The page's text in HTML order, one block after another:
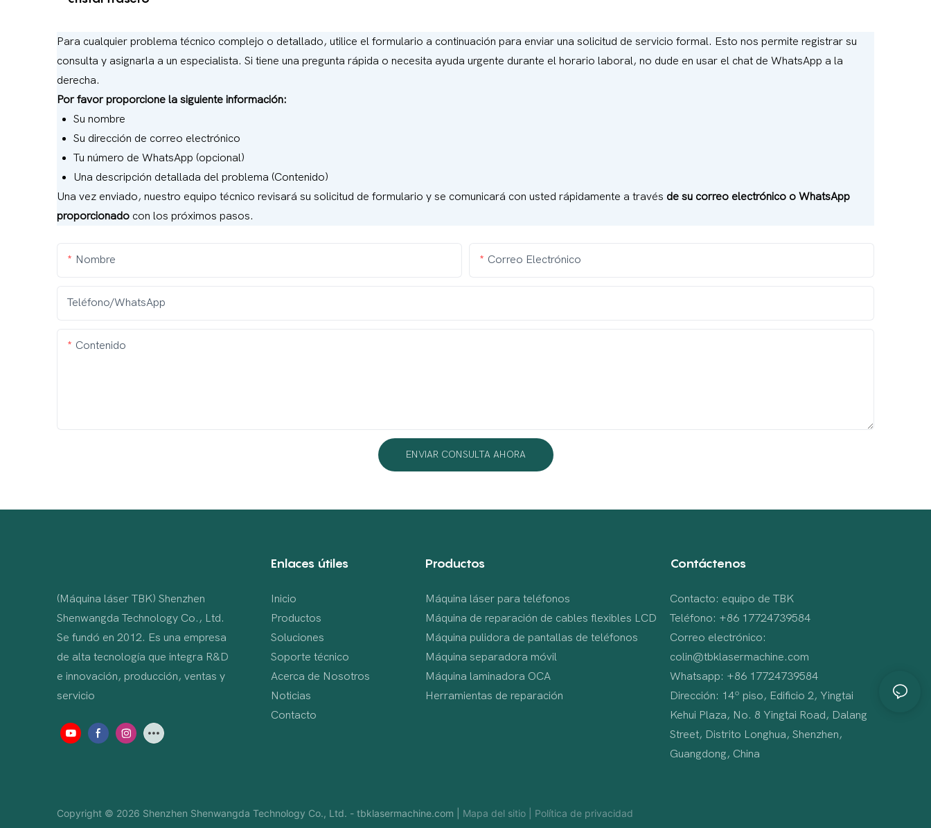
Para cualquier problema técnico complejo o detallado, utilice el formulario a continuación para enviar una solicitud de servicio formal. Esto nos permite registrar su
consulta y asignarla a un especialista. Si tiene una pregunta rápida o necesita ayuda urgente durante el horario laboral, no dude en usar el chat de WhatsApp a la
derecha.
Por favor proporcione la siguiente información:
Su nombre
Su dirección de correo electrónico
Tu número de WhatsApp (opcional)
Una descripción detallada del problema (Contenido)
Una vez enviado, nuestro equipo técnico revisará su solicitud de formulario y se comunicará con usted rápidamente a través de su correo electrónico o WhatsApp
proporcionado con los próximos pasos.
Nombre Correo Electrónico
Teléfono/WhatsApp
Contenido
ENVIAR CONSULTA AHORA
(Máquina láser TBK) Shenzhen
Shenwangda Technology Co., Ltd.
Se fundó en 2012. Es una empresa
de alta tecnología que integra R&D
e innovación, producción, ventas y
servicio
Enlaces útiles
Inicio
Productos
Soluciones
Soporte técnico
Acerca de Nosotros
Noticias
Contacto
Productos
Máquina láser para teléfonos
Máquina de reparación de cables flexibles LCD
Máquina pulidora de pantallas de teléfonos
Máquina separadora móvil
Máquina laminadora OCA
Herramientas de reparación
Contáctenos
Contacto: equipo de TBK
Teléfono: +86 17724739584
Correo electrónico:
colin@tbklasermachine.com
Whatsapp: +86 17724739584
Dirección: 14º piso, Edificio 2, Yingtai
Kehui Plaza, No. 8 Yingtai Road, Dalang
Street, Distrito Longhua, Shenzhen,
Guangdong, China
Copyright © 2026 Shenzhen Shenwangda Technology Co., Ltd. -tbklasermachine.com Mapa del sitio Política de privacidad